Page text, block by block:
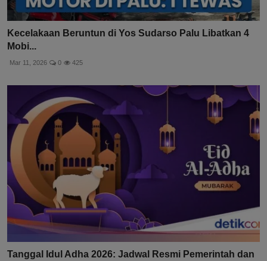
Kecelakaan Beruntun di Yos Sudarso Palu Libatkan 4
Mobi...
Mar 11, 2026 0 425
Tanggal Idul Adha 2026: Jadwal Resmi Pemerintah dan